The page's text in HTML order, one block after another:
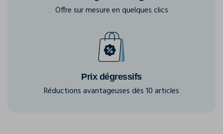
Offre sur mesure en quelques clics
Prix dégressifs
Réductions avantageuses dès 10 articles